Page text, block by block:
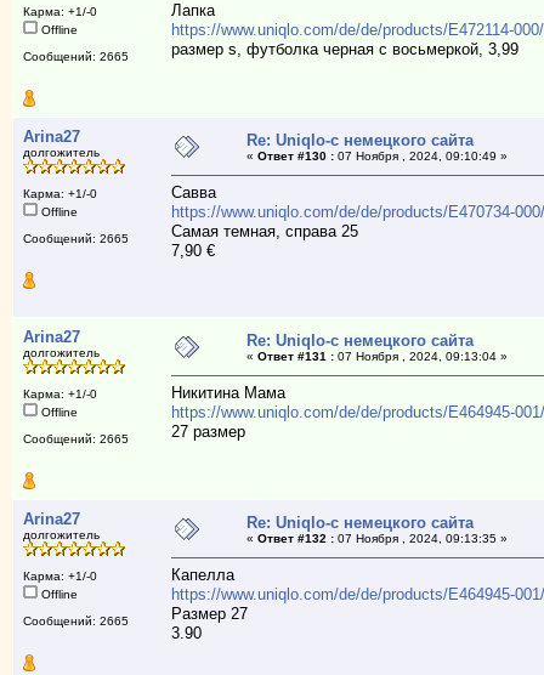
Карма: +1/-0
Offline
Сообщений: 2665
Лапка
https://www.uniqlo.com/de/de/products/E472114-
размер s, футболка черная с восьмеркой, 3,99
Arina27
долгожитель
Карма: +1/-0
Offline
Сообщений: 2665
Re: Uniqlo-с немецкого сайта
« Ответ #130 :07 Ноября , 2024, 09:10:49 »
Савва
https://www.uniqlo.com/de/de/products/E470734-
Самая темная, справа 25
7,90 €
Arina27
долгожитель
Карма: +1/-0
Offline
Сообщений: 2665
Re: Uniqlo-с немецкого сайта
« Ответ #131 :07 Ноября , 2024, 09:13:04 »
Никитина Мама
https://www.uniqlo.com/de/de/products/E464945-
27 размер
Arina27
долгожитель
Карма: +1/-0
Offline
Сообщений: 2665
Re: Uniqlo-с немецкого сайта
« Ответ #132 :07 Ноября , 2024, 09:13:35 »
Капелла
https://www.uniqlo.com/de/de/products/E464945-
Размер 27
3.90